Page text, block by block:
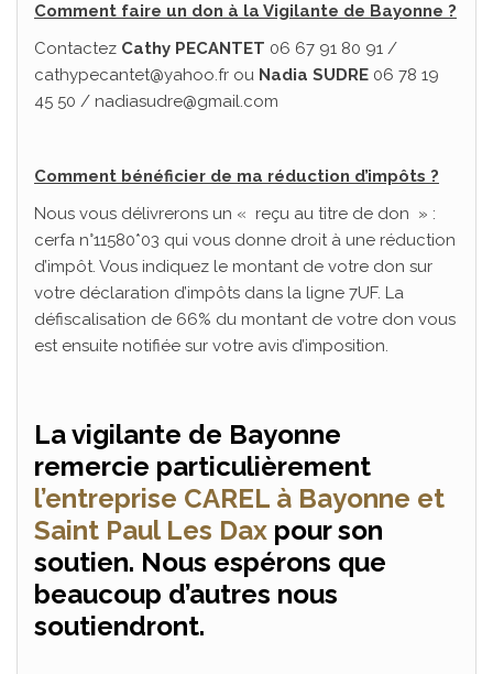
Comment faire un don à la Vigilante de Bayonne ?
Contactez Cathy PECANTET 06 67 91 80 91 /
cathypecantet@yahoo.fr ou Nadia SUDRE 06 78 19
45 50 / nadiasudre@gmail.com
Comment bénéficier de ma réduction d’impôts ?
Nous vous délivrerons un « reçu au titre de don » :
cerfa n°11580*03 qui vous donne droit à une réduction
d’impôt. Vous indiquez le montant de votre don sur
votre déclaration d’impôts dans la ligne 7UF. La
défiscalisation de 66% du montant de votre don vous
est ensuite notifiée sur votre avis d’imposition.
La vigilante de Bayonne
remercie particulièrement
l’entreprise CAREL à Bayonne et
Saint Paul Les Dax pour son
soutien. Nous espérons que
beaucoup d’autres nous
soutiendront.